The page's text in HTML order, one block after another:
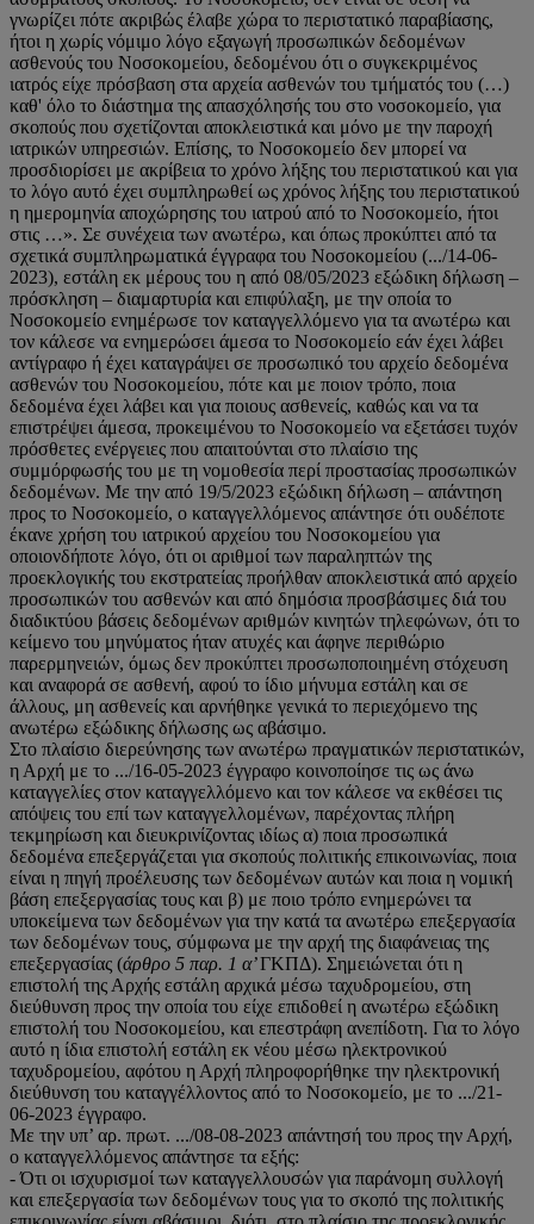
γνωρίζει πότε ακριβώς έλαβε χώρα το περιστατικό παραβίασης,
ήτοι η χωρίς νόμιμο λόγο εξαγωγή προσωπικών δεδομένων
ασθενούς του Νοσοκομείου, δεδομένου ότι ο συγκεκριμένος
ιατρός είχε πρόσβαση στα αρχεία ασθενών του τμήματός του (…)
καθ' όλο το διάστημα της απασχόλησής του στο νοσοκομείο, για
σκοπούς που σχετίζονται αποκλειστικά και μόνο με την παροχή
ιατρικών υπηρεσιών. Επίσης, το Νοσοκομείο δεν μπορεί να
προσδιορίσει με ακρίβεια το χρόνο λήξης του περιστατικού και για
το λόγο αυτό έχει συμπληρωθεί ως χρόνος λήξης του περιστατικού
η ημερομηνία αποχώρησης του ιατρού από το Νοσοκομείο, ήτοι
στις …». Σε συνέχεια των ανωτέρω, και όπως προκύπτει από τα
σχετικά συμπληρωματικά έγγραφα του Νοσοκομείου (.../14-06-
2023), εστάλη εκ μέρους του η από 08/05/2023 εξώδικη δήλωση –
πρόσκληση – διαμαρτυρία και επιφύλαξη, με την οποία το
Νοσοκομείο ενημέρωσε τον καταγγελλόμενο για τα ανωτέρω και
τον κάλεσε να ενημερώσει άμεσα το Νοσοκομείο εάν έχει λάβει
αντίγραφο ή έχει καταγράψει σε προσωπικό του αρχείο δεδομένα
ασθενών του Νοσοκομείου, πότε και με ποιον τρόπο, ποια
δεδομένα έχει λάβει και για ποιους ασθενείς, καθώς και να τα
επιστρέψει άμεσα, προκειμένου το Νοσοκομείο να εξετάσει τυχόν
πρόσθετες ενέργειες που απαιτούνται στο πλαίσιο της
συμμόρφωσής του με τη νομοθεσία περί προστασίας προσωπικών
δεδομένων. Με την από 19/5/2023 εξώδικη δήλωση – απάντηση
προς το Νοσοκομείο, ο καταγγελλόμενος απάντησε ότι ουδέποτε
έκανε χρήση του ιατρικού αρχείου του Νοσοκομείου για
οποιονδήποτε λόγο, ότι οι αριθμοί των παραληπτών της
προεκλογικής του εκστρατείας προήλθαν αποκλειστικά από αρχείο
προσωπικών του ασθενών και από δημόσια προσβάσιμες διά του
διαδικτύου βάσεις δεδομένων αριθμών κινητών τηλεφώνων, ότι το
κείμενο του μηνύματος ήταν ατυχές και άφηνε περιθώριο
παρερμηνειών, όμως δεν προκύπτει προσωποποιημένη στόχευση
και αναφορά σε ασθενή, αφού το ίδιο μήνυμα εστάλη και σε
άλλους, μη ασθενείς και αρνήθηκε γενικά το περιεχόμενο της
ανωτέρω εξώδικης δήλωσης ως αβάσιμο.
Στο πλαίσιο διερεύνησης των ανωτέρω πραγματικών περιστατικών,
η Αρχή με το .../16-05-2023 έγγραφο κοινοποίησε τις ως άνω
καταγγελίες στον καταγγελλόμενο και τον κάλεσε να εκθέσει τις
απόψεις του επί των καταγγελλομένων, παρέχοντας πλήρη
τεκμηρίωση και διευκρινίζοντας ιδίως α) ποια προσωπικά
δεδομένα επεξεργάζεται για σκοπούς πολιτικής επικοινωνίας, ποια
είναι η πηγή προέλευσης των δεδομένων αυτών και ποια η νομική
βάση επεξεργασίας τους και β) με ποιο τρόπο ενημερώνει τα
υποκείμενα των δεδομένων για την κατά τα ανωτέρω επεξεργασία
των δεδομένων τους, σύμφωνα με την αρχή της διαφάνειας της
επεξεργασίας (άρθρο 5 παρ. 1 α’ΓΚΠΔ). Σημειώνεται ότι η
επιστολή της Αρχής εστάλη αρχικά μέσω ταχυδρομείου, στη
διεύθυνση προς την οποία του είχε επιδοθεί η ανωτέρω εξώδικη
επιστολή του Νοσοκομείου, και επεστράφη ανεπίδοτη. Για το λόγο
αυτό η ίδια επιστολή εστάλη εκ νέου μέσω ηλεκτρονικού
ταχυδρομείου, αφότου η Αρχή πληροφορήθηκε την ηλεκτρονική
διεύθυνση του καταγγέλλοντος από το Νοσοκομείο, με το .../21-
06-2023 έγγραφο.
Με την υπ’ αρ. πρωτ. .../08-08-2023 απάντησή του προς την Αρχή,
ο καταγγελλόμενος απάντησε τα εξής:
- Ότι οι ισχυρισμοί των καταγγελλουσών για παράνομη συλλογή
και επεξεργασία των δεδομένων τους για το σκοπό της πολιτικής